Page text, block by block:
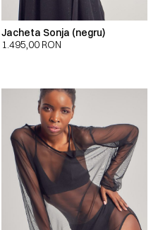
Jacheta Sonja (negru)
1.495,00 RON